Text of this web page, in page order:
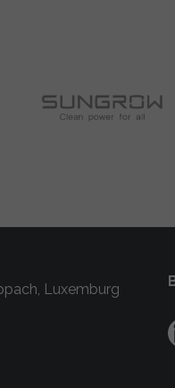
Luxemburg